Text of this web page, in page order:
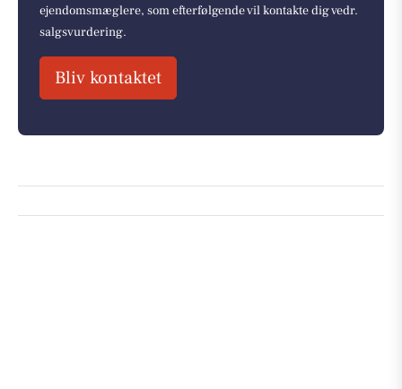
ejendomsmæglere, som efterfølgende vil kontakte dig vedr.
salgsvurdering.
Bliv kontaktet